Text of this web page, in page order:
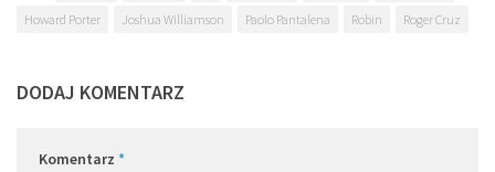
Howard Porter
Joshua Williamson Paolo Pantalena Robin Roger Cruz
DODAJ KOMENTARZ
Komentarz *